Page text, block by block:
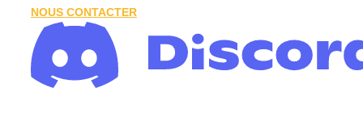
NOUS CONTACTER